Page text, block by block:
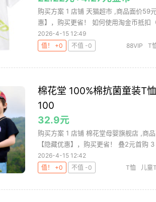
购买方案 1 店铺 天猫超市 ,商品面价59
惠】，购买更省！ 如何使用淘金币抵扣
2026-4-15 12:49
值！ +0
不值 -0 88VIP
T
棉花堂 100%棉抗菌童装T
100
32.9元
购买方案 1 店铺 棉花堂母婴旗舰店 ,商
【隐藏优惠】，购买更省！ 叠2元首购
2026-4-15 12:42
值！ +0
不值 -0 T恤 儿童